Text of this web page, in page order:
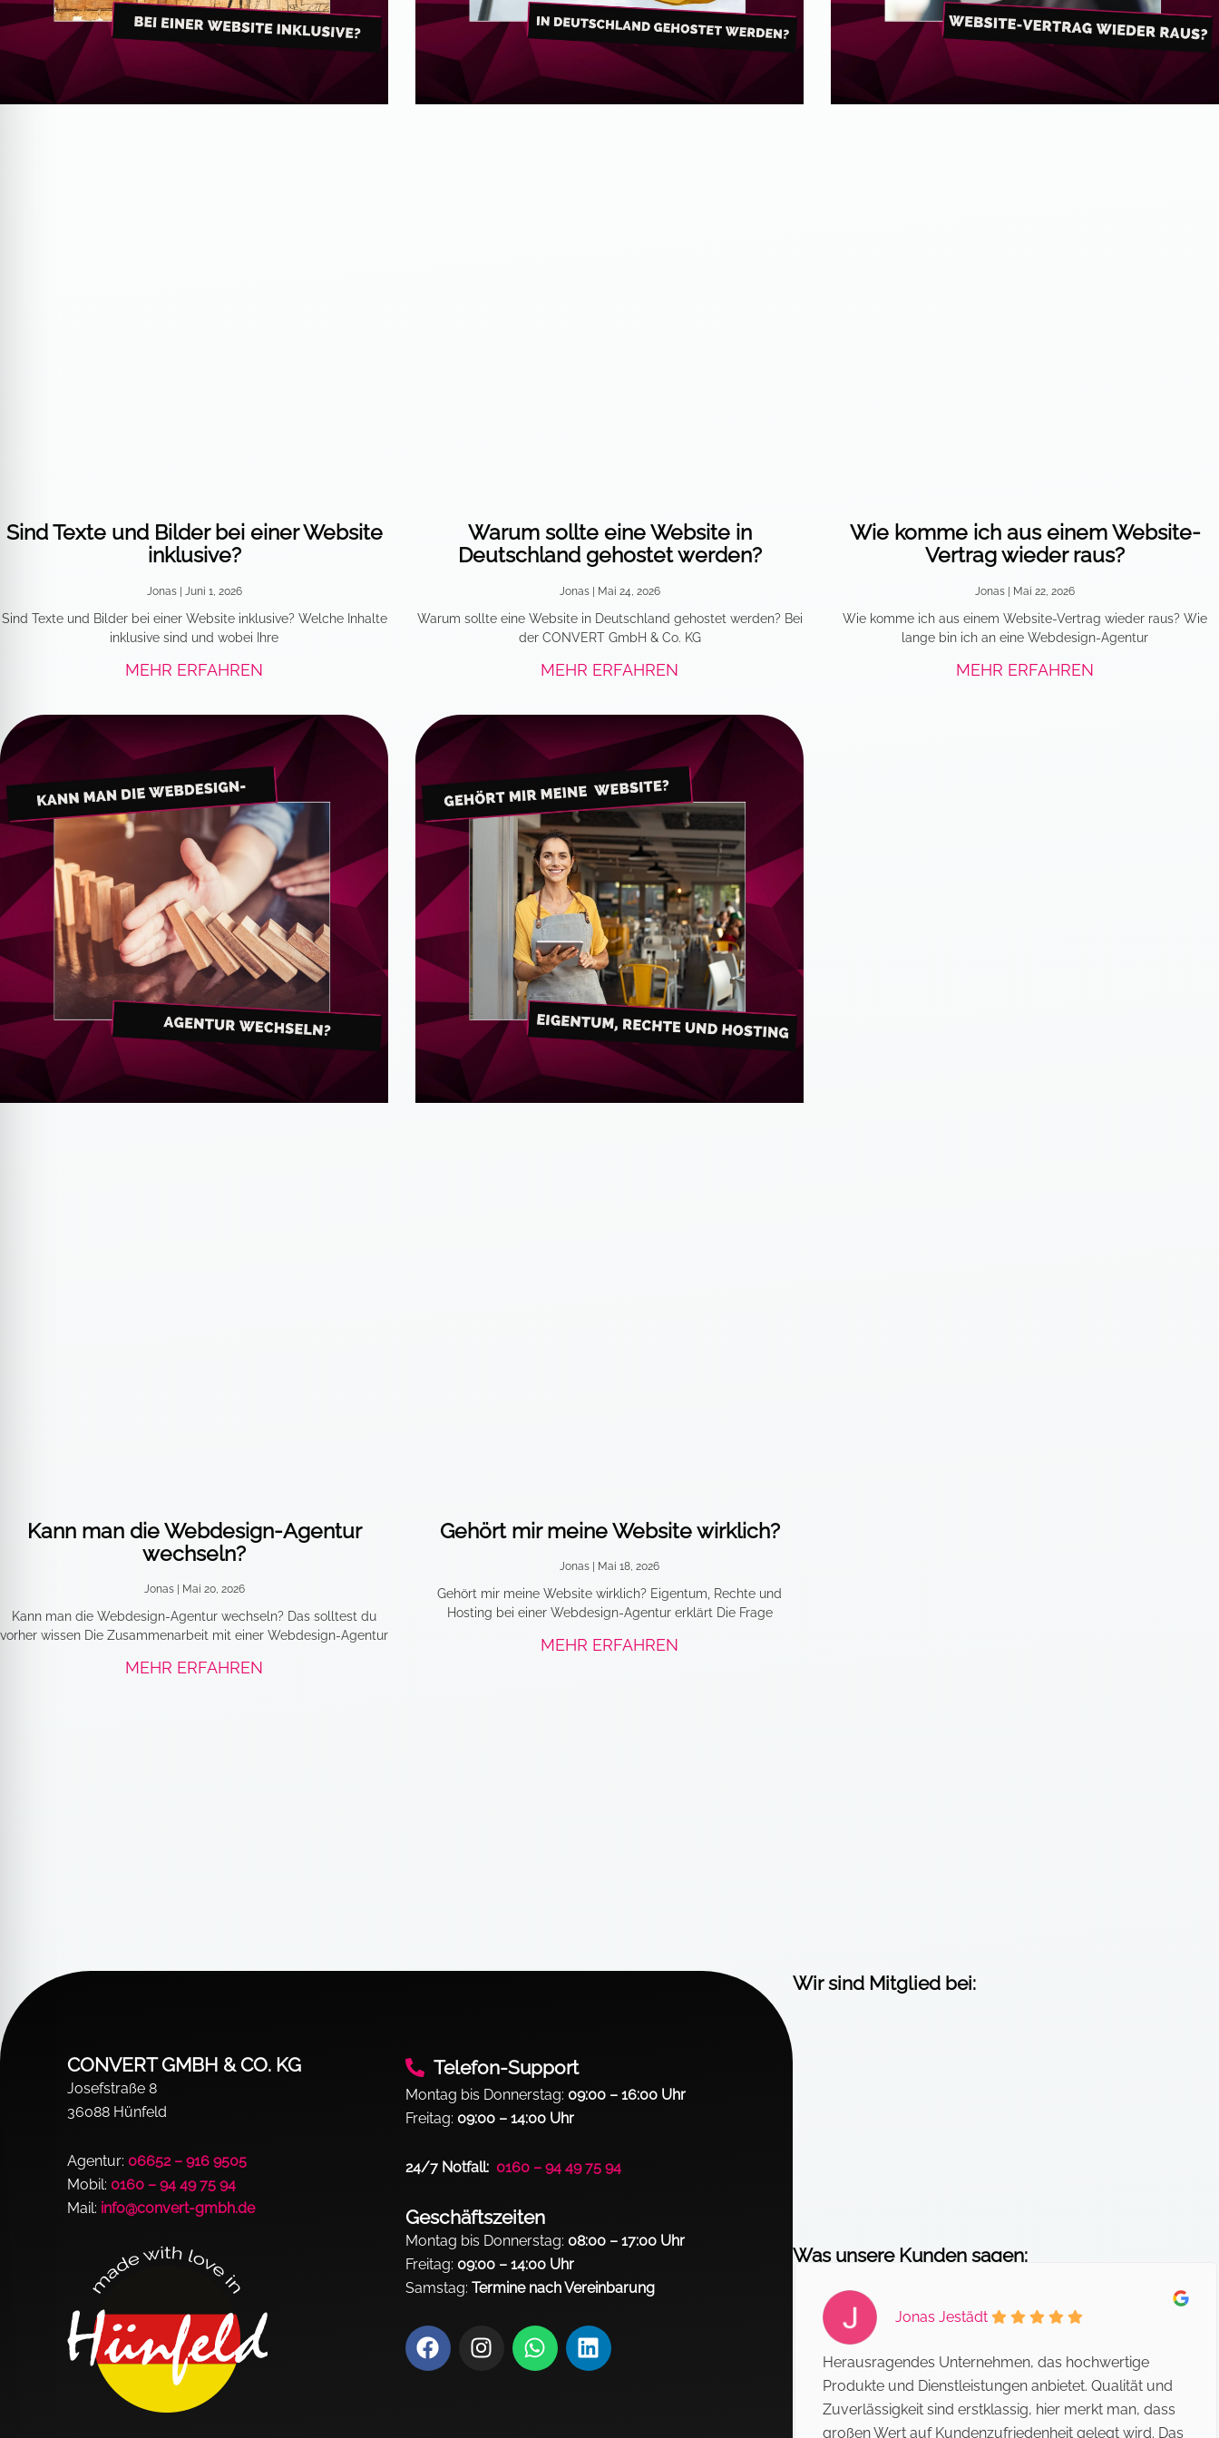
Sind Texte und Bilder bei einer Website
inklusive?
Jonas Juni 1, 2026
Sind Texte und Bilder bei einer Website inklusive? Welche Inhalte
inklusive sind und wobei Ihre
MEHR ERFAHREN
Warum sollte eine Website in
Deutschland gehostet werden?
Jonas Mai 24, 2026
Warum sollte eine Website in Deutschland gehostet werden? Bei
der CONVERT GmbH & Co. KG
MEHR ERFAHREN
Wie komme ich aus einem Website-
Vertrag wieder raus?
Jonas Mai 22, 2026
Wie komme ich aus einem Website-Vertrag wieder raus? Wie
lange bin ich an eine Webdesign-Agentur
MEHR ERFAHREN
Kann man die Webdesign-Agentur
wechseln?
Jonas Mai 20, 2026
Kann man die Webdesign-Agentur wechseln? Das solltest du
vorher wissen Die Zusammenarbeit mit einer Webdesign-Agentur
MEHR ERFAHREN
Gehört mir meine Website wirklich?
Jonas Mai 18, 2026
Gehört mir meine Website wirklich? Eigentum, Rechte und
Hosting bei einer Webdesign-Agentur erklärt Die Frage
MEHR ERFAHREN
CONVERT GMBH & CO. KG
Josefstraße 8
36088 Hünfeld
Agentur: 06652 – 916 9505
Mobil: 0160 – 94 49 75 94
Mail: info@convert-gmbh.de
Telefon-Support
Montag bis Donnerstag: 09:00 – 16:00 Uhr
Freitag: 09:00 – 14:00 Uhr
24/7 Notfall: 0160 – 94 49 75 94
Geschäftszeiten
Montag bis Donnerstag: 08:00 – 17:00 Uhr
Freitag: 09:00 – 14:00 Uhr
Samstag: Termine nach Vereinbarung
F
a
I
n
W
h
L
i
Wir sind Mitglied bei:
Was unsere Kunden sagen:
Jonas Jestädt
Herausragendes Unternehmen, das hochwertige
Produkte und Dienstleistungen anbietet. Qualität und
Zuverlässigkeit sind erstklassig, hier merkt man, dass
großen Wert auf Kundenzufriedenheit gelegt wird. Das